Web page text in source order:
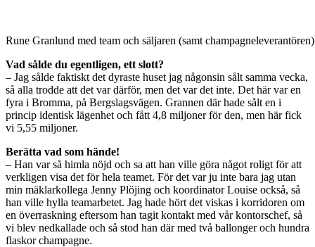
Rune Granlund med team och säljaren (samt
Vad sålde du egentligen, ett slott?
– Jag sålde faktiskt det dyraste huset jag någonsin sålt samma vecka,
så alla trodde att det var därför, men det var det inte. Det här var en
fyra i Bromma, på Bergslagsvägen. Grannen där hade sålt en i
princip identisk lägenhet och fått 4,8 miljoner för den, men här fick
vi 5,55 miljoner.
Berätta vad som hände!
– Han var så himla nöjd och sa att han ville göra något roligt för att
verkligen visa det för hela teamet. För det var ju inte bara jag utan
min mäklarkollega Jenny Plöjing och koordinator Louise också, så
han ville hylla teamarbetet. Jag hade hört det viskas i korridoren om
en överraskning eftersom han tagit kontakt med vår kontorschef, så
vi blev nedkallade och så stod han där med två ballonger och hundra
flaskor champagne.